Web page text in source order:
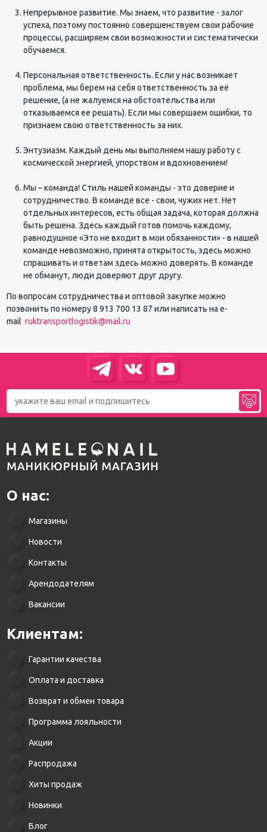
Непрерывное развитие. Мы знаем, что развитие - залог
успеха, поэтому постоянно совершенствуем свои рабочие
процессы, расширяем свои возможности и систематически
обучаемся.
Персональная ответственность. Если у нас возникает
проблема, мы берем на себя ответственность за её
решение, (а не жалуемся на обстоятельства или
отказываемся ее решать). Если мы совершаем ошибки, то
признаем свою ответственность за них.
Энтузиазм. Каждый день мы выполняем нашу работу с
космической энергией, упорством и вдохновением!
Мы – команда! Стиль нашей команды - это доверие и
сотрудничество. В команде все - свои, чужих нет. Нет
отдельных интересов, есть общая задача, которая должна
быть решена. Здесь каждый готов помочь каждому,
равнодушное «Это не входит в мои обязанности» - в нашей
команде невозможно, принята открытость, здесь можно
спрашивать и ответам здесь можно доверять. В команде
не обманут, люди доверяют друг другу.
По вопросам сотрудничества и оптовой закупке можно
позвонить по номеру 8 913 700 13 87 или написать на e-
mail ruktransportlogistik@mail.ru
О нас:
Магазины
Новости
Контакты
Арендодателям
Вакансии
Клиентам:
Гарантии качества
Оплата и доставка
Возврат и обмен товара
Программа лояльности
Акции
Распродажа
Хиты продаж
Новинки
Блог